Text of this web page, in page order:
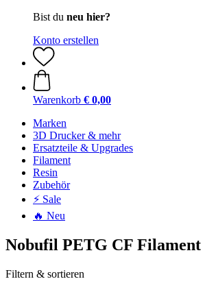
Bist du neu hier?
Konto erstellen
Warenkorb € 0,00
Marken
3D Drucker & mehr
Ersatzteile & Upgrades
Filament
Resin
Zubehör
⚡ Sale
🔥 Neu
Nobufil PETG CF Filament
Filtern & sortieren